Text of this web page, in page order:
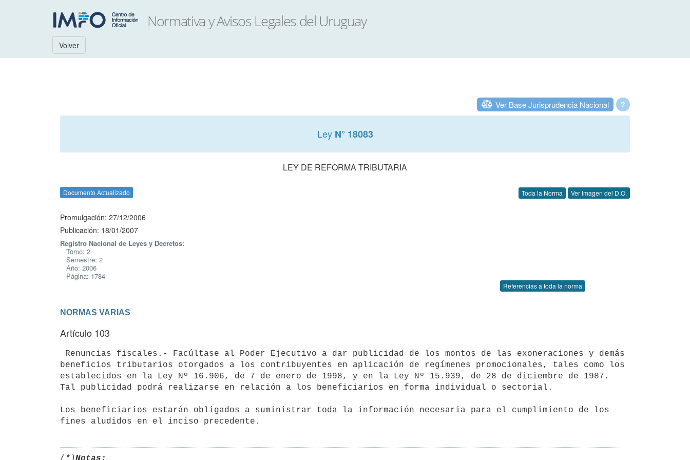
Volver
?
Ver Base Jurisprudencia Nacional
Ley N° 18083
LEY DE REFORMA TRIBUTARIA
Documento Actualizado Toda la Norma Ver Imagen del D.O.
Promulgación: 27/12/2006
Publicación: 18/01/2007
Registro Nacional de Leyes y Decretos:
Tomo: 2
Semestre: 2
Año: 2006
Página: 1784
Referencias a toda la norma
NORMAS VARIAS
Artículo 103
beneficios tributarios otorgados a los contribuyentes en aplicación de regímenes promocionales, tales como los
establecidos en la Ley Nº 16.906, de 7 de enero de 1998, y en la Ley Nº 15.939, de 28 de diciembre de 1987.
Tal publicidad podrá realizarse en relación a los beneficiarios en forma individual o sectorial.
Los beneficiarios estarán obligados a suministrar toda la información necesaria para el cumplimiento de los